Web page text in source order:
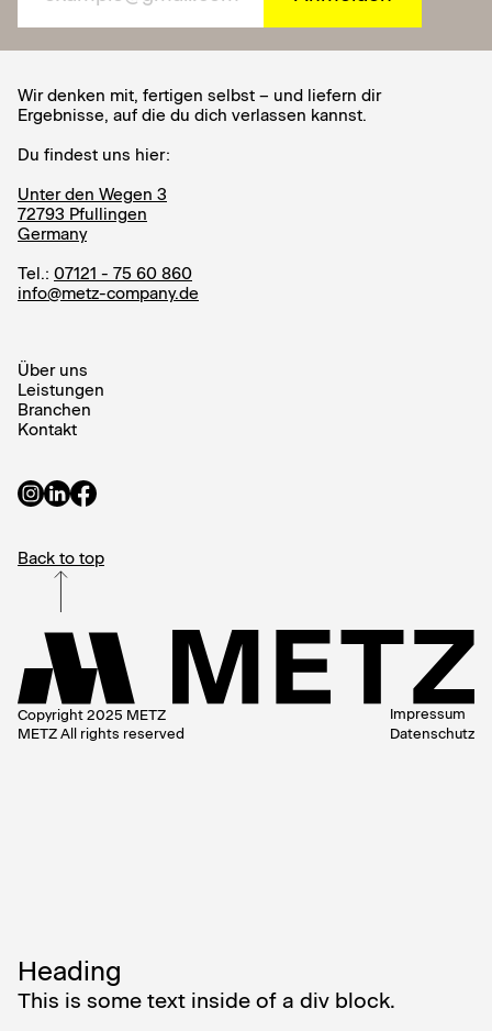
Wir denken mit, fertigen selbst – und liefern dir
Ergebnisse, auf die du dich verlassen kannst.
Du findest uns hier:
Unter den Wegen 3
72793 Pfullingen
Germany
Tel.: 07121 - 75 60 860
info@metz-company.de
Über uns
Leistungen
Branchen
Kontakt
Back to top
Copyright 2025 METZ
METZ All rights reserved
Impressum
Datenschutz
Heading
This is some text inside of a div block.